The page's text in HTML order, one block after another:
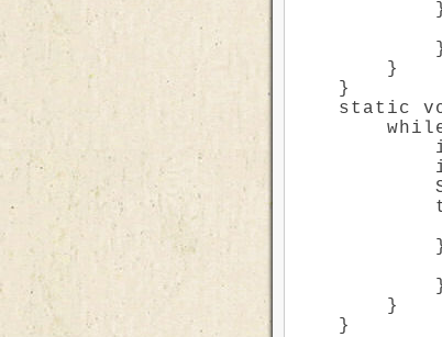
        }
    }
static
        }
    }